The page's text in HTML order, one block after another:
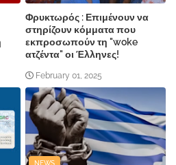
Φρυκτωρός : Επιμένουν να
στηρίζουν κόμματα που
εκπροσωπούν τη "woke
ατζέντα" οι Έλληνες!
February 01, 2025
NEWS